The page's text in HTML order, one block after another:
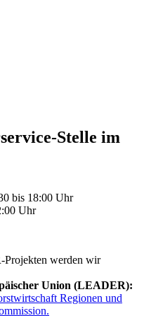
Stelle im
bis 18:00 Uhr
Uhr
werden wir
Union (LEADER):
Regionen und